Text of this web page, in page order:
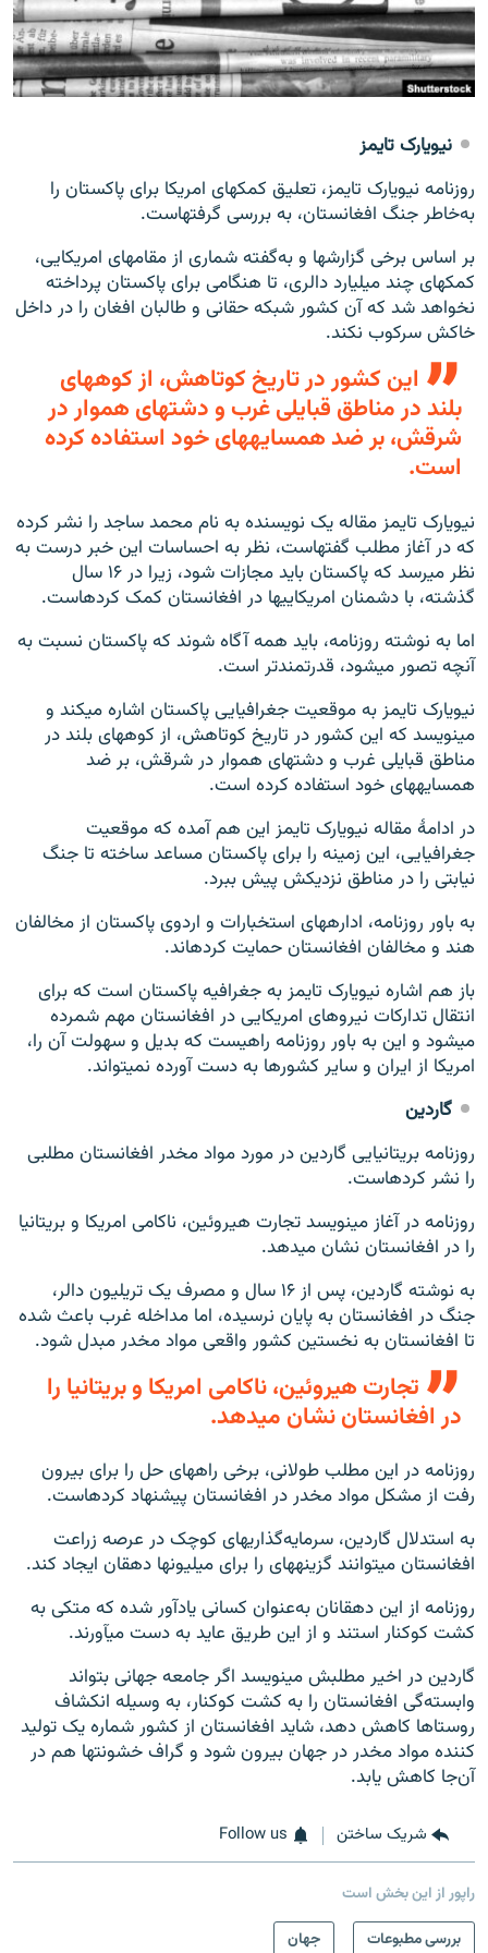
تماس
صفحه پشتو
همۀ سایت‌های رادیو آزادی/ رادیو اروپای آزاد
نیویارک تایمز
روزنامه نیویارک تایمز، تعلیق کمک‎های امریکا برای پاکستان را
به‌خاطر جنگ افغانستان، به بررسی گرفته‎است.
بر اساس برخی گزارش‎ها و به‌گفته شماری از مقام‎های امریکایی،
کمک‎های چند میلیارد دالری، تا هنگامی برای پاکستان پرداخته
نخواهد شد که آن کشور شبکه حقانی و طالبان افغان را در داخل
خاکش سرکوب نکند.
این کشور در تاریخ کوتاهش، از کوه‎های
بلند در مناطق قبایلی غرب و دشت‎های هموار در
شرقش، بر ضد همسایه‎های خود استفاده کرده
است.
نیویارک تایمز مقاله یک نویسنده به نام محمد ساجد را نشر کرده
که در آغاز مطلب گفته‎است، نظر به احساسات این خبر درست به
نظر می‎رسد که پاکستان باید مجازات شود، زیرا در ۱۶ سال
گذشته، با دشمنان امریکایی‎ها در افغانستان کمک کرده‎است.
اما به نوشته روزنامه، باید همه آگاه شوند که پاکستان نسبت به
آنچه تصور می‎شود، قدرتمندتر است.
نیویارک تایمز به موقعیت جغرافیایی پاکستان اشاره می‎کند و
می‎نویسد که این کشور در تاریخ کوتاهش، از کوه‎های بلند در
مناطق قبایلی غرب و دشت‎های هموار در شرقش، بر ضد
همسایه‎های خود استفاده کرده است.
در ادامۀ مقاله نیویارک تایمز این هم آمده که موقعیت
جغرافیایی، این زمینه را برای پاکستان مساعد ساخته تا جنگ
نیابتی را در مناطق نزدیکش پیش ببرد.
به باور روزنامه، اداره‎های استخبارات و اردوی پاکستان از مخالفان
هند و مخالفان افغانستان حمایت کرده‎اند.
باز هم اشاره نیویارک تایمز به جغرافیه پاکستان است که برای
انتقال تدارکات نیروهای امریکایی در افغانستان مهم شمرده
می‎شود و این به باور روزنامه راهیست که بدیل و سهولت آن را،
امریکا از ایران و سایر کشورها به دست آورده نمی‎تواند.
گاردین
روزنامه بریتانیایی گاردین در مورد مواد مخدر افغانستان مطلبی
را نشر کرده‎است.
روزنامه در آغاز می‎نویسد تجارت هیروئین، ناکامی امریکا و بریتانیا
را در افغانستان نشان می‎دهد.
به نوشته گاردین، پس از ۱۶ سال و مصرف یک تریلیون دالر،
جنگ در افغانستان به پایان نرسیده، اما مداخله غرب باعث شده
تا افغانستان به نخستین کشور واقعی مواد مخدر مبدل شود.
تجارت هیروئین، ناکامی امریکا و بریتانیا را
در افغانستان نشان می‎دهد.
روزنامه در این مطلب طولانی، برخی راه‎های حل را برای بیرون
رفت از مشکل مواد مخدر در افغانستان پیشنهاد کرده‎است.
به استدلال گاردین، سرمایه‌گذاری‎های کوچک در عرصه زراعت
افغانستان می‎توانند گزینه‎های را برای میلیون‎ها دهقان ایجاد کند.
روزنامه از این دهقانان به‌عنوان کسانی یادآور شده که متکی به
کشت کوکنار استند و از این طریق عاید به دست می‎آورند.
گاردین در اخیر مطلبش می‎نویسد اگر جامعه جهانی بتواند
وابسته‌گی افغانستان را به کشت کوکنار، به وسیله انکشاف
روستاها کاهش دهد، شاید افغانستان از کشور شماره یک تولید
کننده مواد مخدر در جهان بیرون شود و گراف خشونت‎ها هم در
آن‌جا کاهش یابد.
شریک ساختن Follow us
راپور از این بخش است
بررسی مطبوعات
جهان